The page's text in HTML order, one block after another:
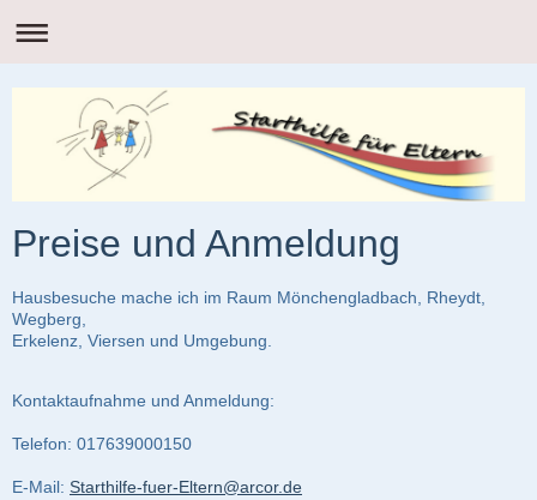
Preise und Anmeldung
Hausbesuche mache ich im Raum Mönchengladbach, Rheydt,
Wegberg,
Erkelenz, Viersen und Umgebung.
Kontaktaufnahme und Anmeldung:
Telefon: 017639000150
E-Mail: Starthilfe-fuer-Eltern@arcor.de